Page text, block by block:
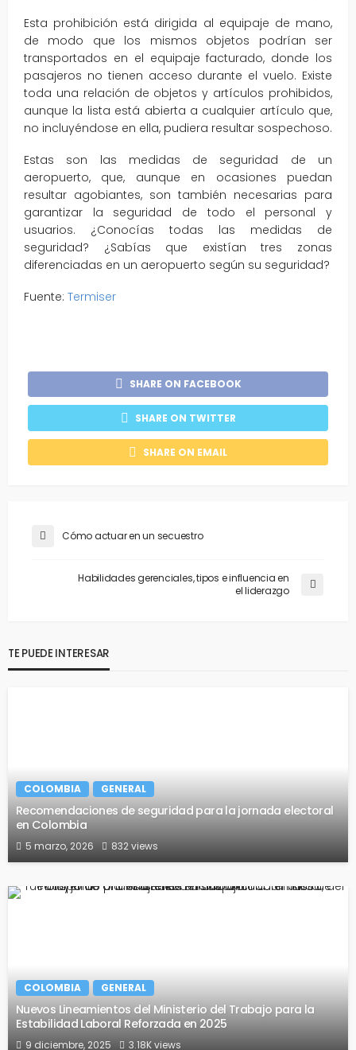
Esta prohibición está dirigida al equipaje de mano,
de modo que los mismos objetos podrían ser
transportados en el equipaje facturado, donde los
pasajeros no tienen acceso durante el vuelo. Existe
toda una relación de objetos y artículos prohibidos,
aunque la lista está abierta a cualquier artículo que,
no incluyéndose en ella, pudiera resultar sospechoso.
Estas son las medidas de seguridad de un
aeropuerto, que, aunque en ocasiones puedan
resultar agobiantes, son también necesarias para
garantizar la seguridad de todo el personal y
usuarios. ¿Conocías todas las medidas de
seguridad? ¿Sabías que existían tres zonas
diferenciadas en un aeropuerto según su seguridad?
Fuente: Termiser
SHARE ON FACEBOOK
SHARE ON TWITTER
SHARE ON EMAIL
Cómo actuar en un secuestro
Habilidades gerenciales, tipos e influencia en
el liderazgo
TE PUEDE INTERESAR
COLOMBIA GENERAL
Recomendaciones de seguridad para la jornada electoral
en Colombia
5 marzo, 2026 832 views
COLOMBIA GENERAL
Nuevos Lineamientos del Ministerio del Trabajo para la
Estabilidad Laboral Reforzada en 2025
9 diciembre, 2025 3.18K views